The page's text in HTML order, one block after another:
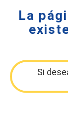
La
Si